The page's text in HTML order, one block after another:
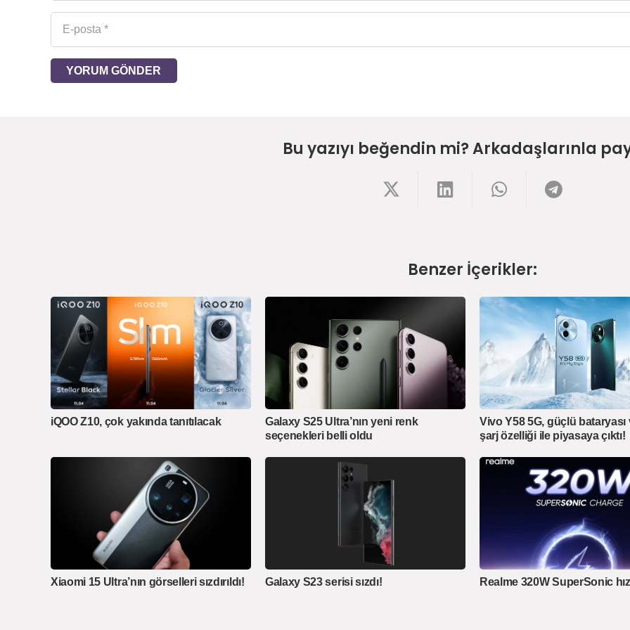
YORUM GÖNDER
Bu yazıyı beğendin mi? Arkadaşlarınla
Benzer İçerikler:
iQOO Z10, çok yakında tanıtılacak
Galaxy S25 Ultra’nın yeni renk
seçenekleri belli oldu
Vivo Y58 5G, güçlü bataryası
şarj özelliği ile piyasaya çıktı!
Xiaomi 15 Ultra’nın görselleri sızdırıldı! Galaxy S23 serisi sızdı! Realme 320W SuperSonic